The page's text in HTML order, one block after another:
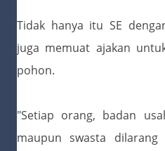
Tidak hanya itu SE
juga memuat ajakan
pohon.
"Setiap orang, badan
maupun swasta dilarang